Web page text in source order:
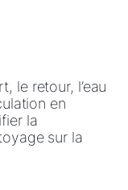
le retour, l’eau
en
la
sur la
?